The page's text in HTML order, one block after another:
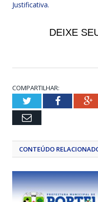
Justificativa.
DEIXE
COMPARTILHAR:
TwitterFacebook
Email
CONTEÚDO